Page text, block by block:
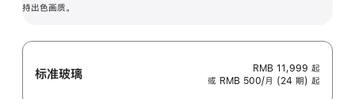
持出色画质。
开
标准玻璃 RMB 11,999 起
或 RMB 500/月 (24 期) 起